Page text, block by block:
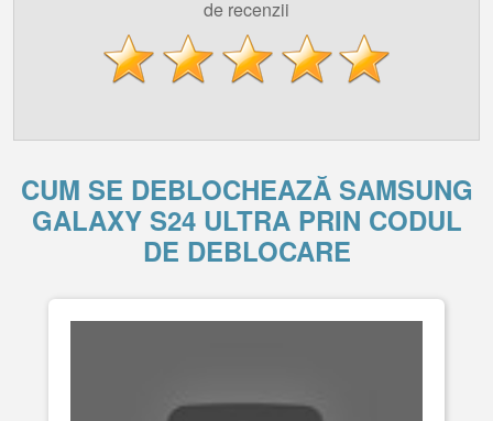
de recenzii
CUM SE DEBLOCHEAZĂ SAMSUNG
GALAXY S24 ULTRA PRIN CODUL
DE DEBLOCARE